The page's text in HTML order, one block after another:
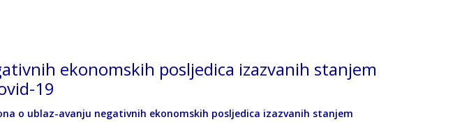
ekonomskih posljedica izazvanih stanjem
19
o ublaz-avanju negativnih ekonomskih posljedica izazvanih stanjem